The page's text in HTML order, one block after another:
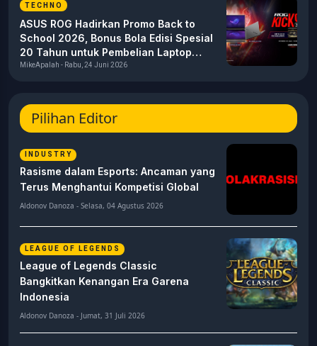
TECHNO
ASUS ROG Hadirkan Promo Back to
School 2026, Bonus Bola Edisi Spesial
20 Tahun untuk Pembelian Laptop
Gaming
MikeApalah - Rabu, 24 Juni 2026
Pilihan Editor
INDUSTRY
Rasisme dalam Esports: Ancaman yang
Terus Menghantui Kompetisi Global
Aldonov Danoza - Selasa, 04 Agustus 2026
LEAGUE OF LEGENDS
League of Legends Classic
Bangkitkan Kenangan Era Garena
Indonesia
Aldonov Danoza - Jumat, 31 Juli 2026